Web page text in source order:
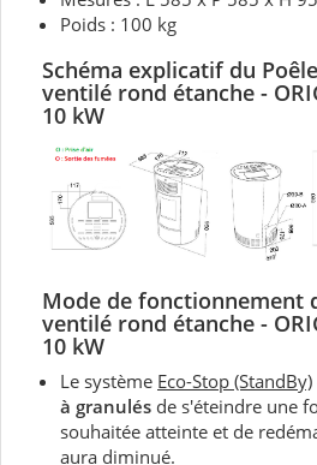
Poids : 100 kg
Schéma explicatif du
ventilé rond étanche -
10 kW
Mode de fonctionnement
ventilé rond étanche -
10 kW
Le système Eco-Stop (StandBy)
à granulés de s'éteindre une
souhaitée atteinte et de
aura diminué.